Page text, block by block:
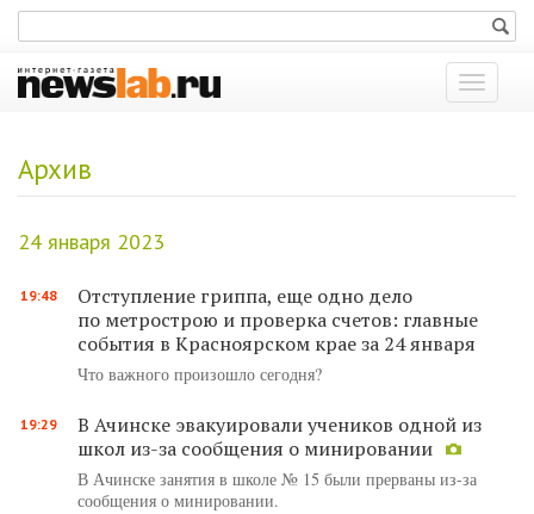
Показать
меню
Архив
24 января 2023
19:48
Отступление гриппа, еще одно дело
по метрострою и проверка счетов: главные
события в Красноярском крае за 24 января
Что важного произошло сегодня?
19:29
В Ачинске эвакуировали учеников одной из
школ из-за сообщения о минировании
В Ачинске занятия в школе № 15 были прерваны из-за
сообщения о минировании.